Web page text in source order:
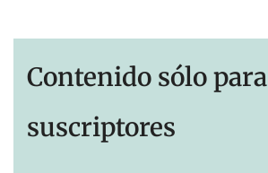
Contenido sólo para
suscriptores